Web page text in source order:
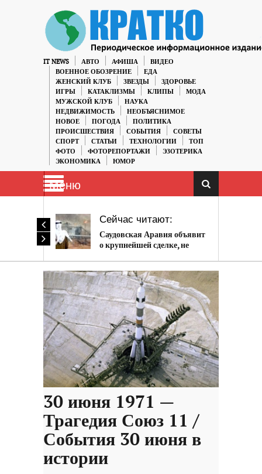
IT NEWS АВТО АФИША
ВИДЕО
ВОЕННОЕ ОБОЗРЕНИЕ
ЕДА
ЖЕНСКИЙ КЛУБ
ЗВЕЗДЫ
ЗДОРОВЬЕ
ИГРЫ
КАТАКЛИЗМЫ КЛИПЫ
МОДА
МУЖСКОЙ КЛУБ
НАУКА
НЕДВИЖИМОСТЬ
НЕОБЪЯСНИМОЕ
НОВОЕ
ПОГОДА
ПОЛИТИКА
ПРОИСШЕСТВИЯ
СОБЫТИЯ
СОВЕТЫ
СПОРТ
СТАТЬИ ТЕХНОЛОГИИ
ТОП
ФОТО
ФОТОРЕПОРТАЖИ
ЭЗОТЕРИКА
ЭКОНОМИКА
ЮМОР
Меню
Сейчас читают:
Саудовская Аравия объявит
о крупнейшей сделке, не
30 июня 1971 —
Трагедия Союз 11 /
События 30 июня в
истории